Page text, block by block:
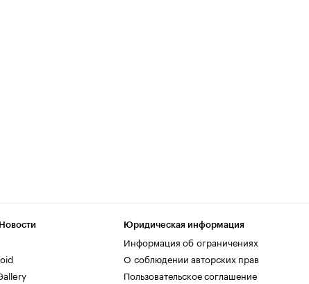
Юридическая информация
Информация об ограничениях
О соблюдении авторских прав
Пользовательское соглашение